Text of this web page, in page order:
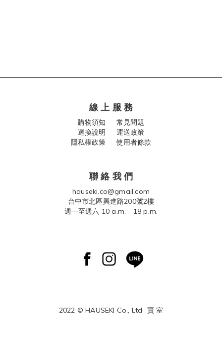
線 上 服 務
購物須知 常見問題
退換說明
運送政策
隱私權政策 使用者條款
聯 絡 我 們
hauseki.co@gmail.com
台中市北區興進路200號2樓
週一至週六 10 a.m. - 18 p.m.
2022 © HAUSEKI Co., Ltd 寶 室